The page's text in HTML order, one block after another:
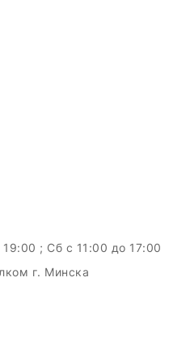
; Сб c 11:00 до 17:00
г. Минска